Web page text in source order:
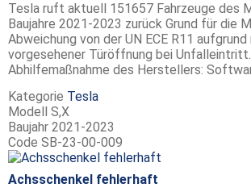
Tesla ruft aktuell 151657 Fahrzeuge des
Baujahre 2021-2023 zurück Grund für die
Abweichung von der UN ECE R11
vorgesehener Türöffnung bei Unfalleintritt.
Abhilfemaßnahme des Herstellers:
Kategorie Tesla
Modell S,X
Baujahr 2021-2023
Code SB-23-00-009
Achsschenkel fehlerhaft